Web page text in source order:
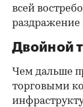
всей
раздражение
Двойной
Чем дальше
торговыми